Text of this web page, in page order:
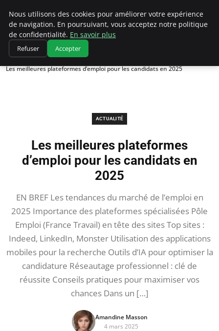
Chasseur De Tête
Accueil
Actualité
Les meilleures plateformes d’emploi pour les candidats en 2025
ACTUALITÉ
Les meilleures plateformes
d’emploi pour les candidats en
2025
EN BREF Les tendances du marché de l’emploi en
2025 Importance des plateformes spécialisées Pôle
Emploi (France Travail) en tête des sites Top sites :
Indeed, LinkedIn, Monster Utilisation des applications
mobiles pour la recherche Outils d’IA pour optimiser la
candidature Réseautage professionnel : clé de
réussite Conseils pratiques pour maximiser vos
chances Dans un […]
Amandine Masson
4 mars 2025
Nous utilisons des cookies pour améliorer votre expérience
de navigation. En poursuivant, vous acceptez notre politique
de confidentialité. En savoir plus
Refuser Accepter